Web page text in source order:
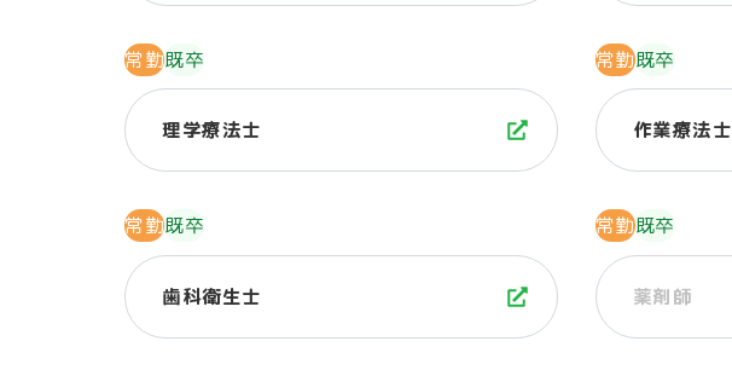
常勤既卒
理学療法士
常勤既卒
作業療法士
常勤既卒
歯科衛生士
常勤既卒
薬剤師